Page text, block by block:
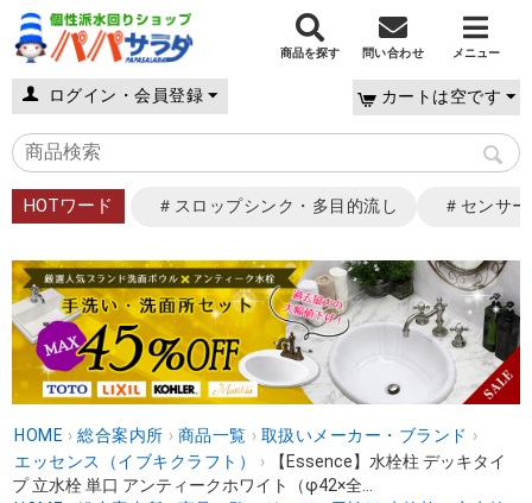
商品を探す 問い合わせ メニュー
ログイン・会員登録 カートは空です
HOTワード ＃スロップシンク・多目的流し ＃センサ
HOME › 総合案内所 › 商品一覧 › 取扱いメーカー・ブランド ›
エッセンス（イブキクラフト）
›
【Essence】水栓柱 デッキタイ
プ 立水栓 単口 アンティークホワイト（φ42×全...